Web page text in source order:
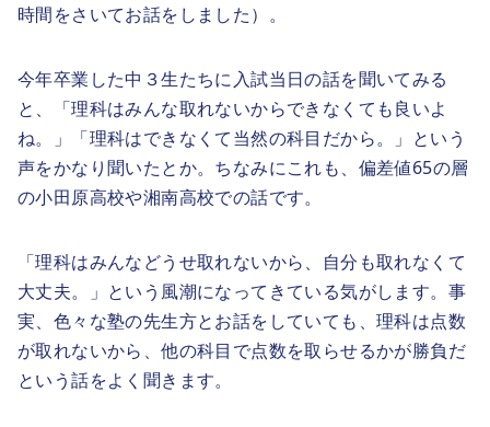
時間をさいてお話をしました）。
今年卒業した中３生たちに入試当日の話を聞いてみる
と、「理科はみんな取れないからできなくても良いよ
ね。」「理科はできなくて当然の科目だから。」という
声をかなり聞いたとか。ちなみにこれも、偏差値65の層
の小田原高校や湘南高校での話です。
「理科はみんなどうせ取れないから、自分も取れなくて
大丈夫。」という風潮になってきている気がします。事
実、色々な塾の先生方とお話をしていても、理科は点数
が取れないから、他の科目で点数を取らせるかが勝負だ
という話をよく聞きます。